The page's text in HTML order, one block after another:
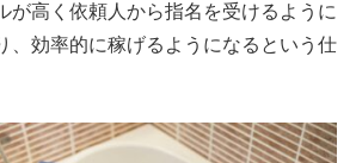
が高く依頼人から指名を受けるように
、効率的に稼げるようになるという仕